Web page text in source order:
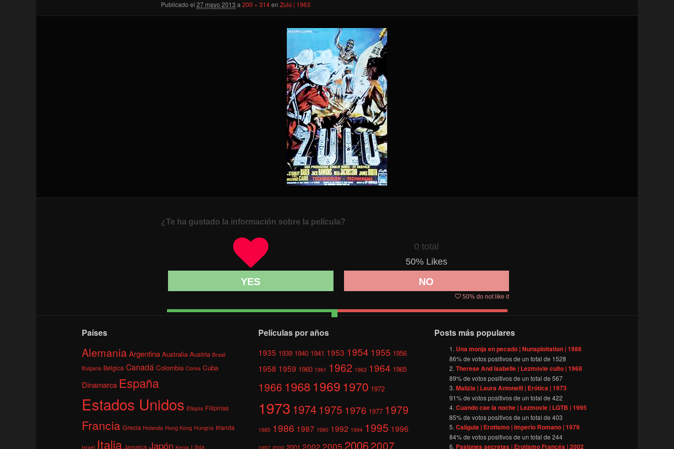
Publicado el 27 mayo 2013 a200 × 314enZulú | 1963
¿Te ha gustado la información sobre la película?
0 total
50% Likes
YES NO
50% do not like it
Países
AlemaniaArgentina Australia Austria Brasil
Bulgaria Bélgica Canadá Colombia Corea Cuba
Dinamarca España
Estados Unidos Etiopía Filipinas
Francia Grecia Holanda Hong Kong Hungría Irlanda
Israel Italia Jamaica Japón Kenia Libia
Películas por años
1935 1939 1940 1941 1953 1954 1955 1956
1958 1959 1960 1961 1962 1963 1964 1965
1966 1968 1969 1970 1972
1973 1974 1975 1976 1977 1979
1985 1986 1987 1990 1992 1994 1995 1996
2002 2005 20062007
Posts más populares
Una monja en pecado | Nunsploitation | 1986
86% de votos positivos de un total de 1528
Therese And Isabelle | Lezmovie culto | 1968
89% de votos positivos de un total de567
Malizia | Laura Antonelli | Erótica | 1973
91% de votos positivos de un total de422
Cuando cae la noche | Lezmovie | LGTB | 1995
85% de votos positivos de un total de403
Calígula | Erotismo | Imperio Romano | 1979
84% de votos positivos de un total de244
Pasiones secretas | Erotismo Francés | 2002